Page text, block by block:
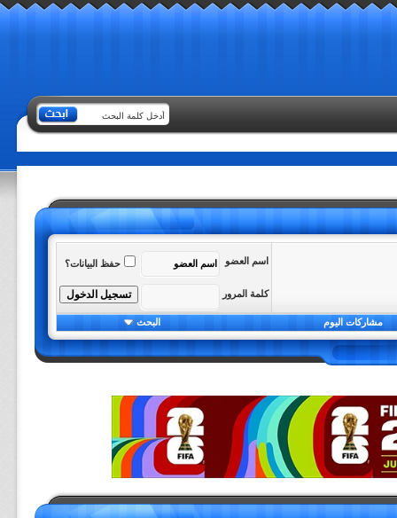
اسم العضو حفظ البيانات؟
كلمة المرور
مشاركات اليوم البحث